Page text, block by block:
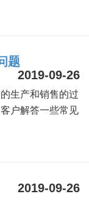
题
2019-09-26
生产和销售的过
户解答一些常见
2019-09-26